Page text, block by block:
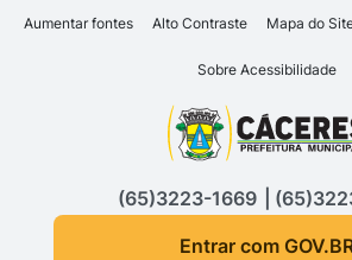
Seção de
Ir para o conteúdo [alt+1]
Ir para o rodapé [alt+4]
Aumentar fontes Alto Contraste Mapa do
Sobre Acessibilidade
Seção do
(65)3223-1669
Entrar com